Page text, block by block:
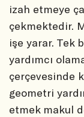
izah etmeye
çekmektedir.
işe yarar. Tek
yardımcı
çerçevesinde
geometri
etmek makul